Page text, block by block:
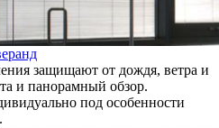
защищают от дождя, ветра и
и панорамный обзор.
под особенности